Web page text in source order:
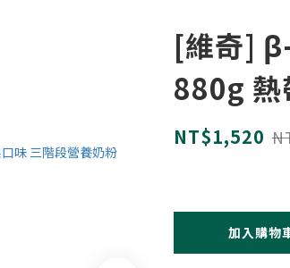
[維奇]
880g 熱
NT$1,520
加入購物